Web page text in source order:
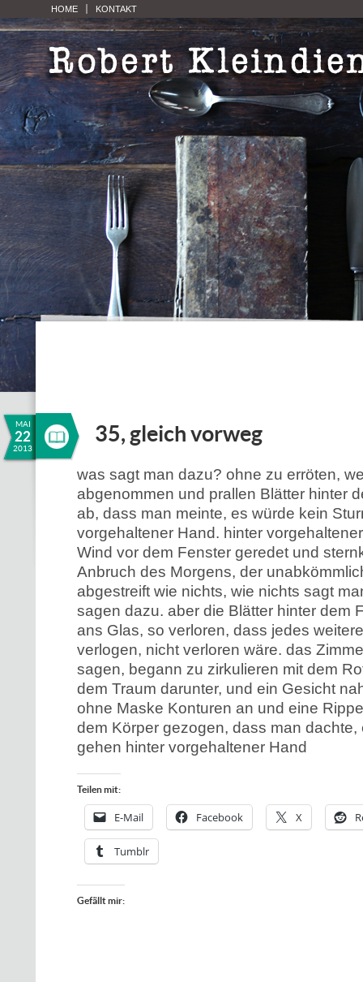
HOME KONTAKT
MAI
22
2013
35, gleich vorweg
was sagt man dazu? ohne zu erröten,
abgenommen und prallen Blätter hinter
ab, dass man meinte, es würde kein
vorgehaltener Hand. hinter
Wind vor dem Fenster geredet und
Anbruch des Morgens, der
abgestreift wie nichts, wie nichts sagt
sagen dazu. aber die Blätter hinter dem
ans Glas, so verloren, dass jedes
verlogen, nicht verloren wäre. das
sagen, begann zu zirkulieren mit dem
dem Traum darunter, und ein Gesicht
ohne Maske Konturen an und eine
dem Körper gezogen, dass man dachte,
gehen hinter vorgehaltener Hand
Teilen mit:
E-Mail Facebook X
Tumblr
Gefällt mir: